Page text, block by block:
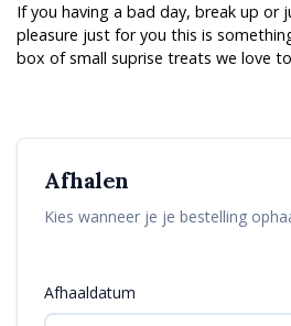
If you having a bad day, break up or
pleasure just for you this is
box of small suprise treats we love
Afhalen
Kies wanneer je je bestelling
Afhaaldatum